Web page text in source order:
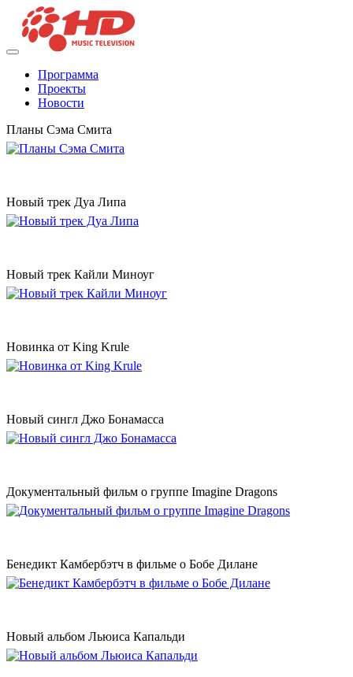
Программа
Проекты
Новости
Планы Сэма Смита
Новый трек Дуа Липа
Новый трек Кайли Миноуг
Новинка от King Krule
Новый сингл Джо Бонамасса
Документальный фильм о группе Imagine Dragons
Бенедикт Камбербэтч в фильме о Бобе Дилане
Новый альбом Льюиса Капальди